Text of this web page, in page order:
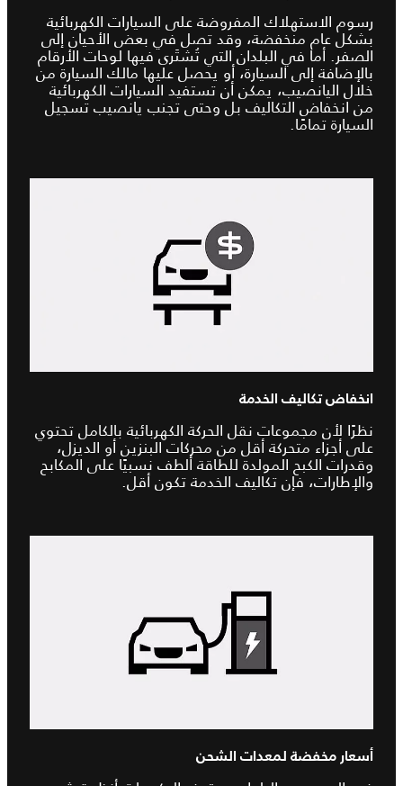
رسوم الاستهلاك المفروضة على السيارات الكهربائية
بشكل عام منخفضة، وقد تصل في بعض الأحيان إلى
الصفر. أما في البلدان التي تُشتَرى فيها لوحات الأرقام
بالإضافة إلى السيارة، أو يحصل عليها مالك السيارة من
خلال اليانصيب، يمكن أن تستفيد السيارات الكهربائية
من انخفاض التكاليف بل وحتى تجنب يانصيب تسجيل
السيارة تمامًا.
انخفاض تكاليف الخدمة
نظرًا لأن مجموعات نقل الحركة الكهربائية بالكامل تحتوي
على أجزاء متحركة أقل من محركات البنزين أو الديزل،
وقدرات الكبح المولدة للطاقة ألطف نسبيًا على المكابح
والإطارات، فإن تكاليف الخدمة تكون أقل.
أسعار مخفضة لمعدات الشحن